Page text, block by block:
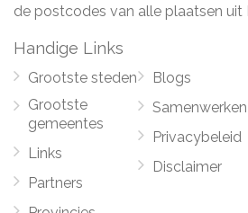
de postcodes van alle plaatsen uit
Handige Links
Grootste steden
Grootste
gemeentes
Links
Partners
Blogs
Samenwerken
Privacybeleid
Disclaimer